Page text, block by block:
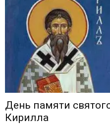
День памяти
Кирилла